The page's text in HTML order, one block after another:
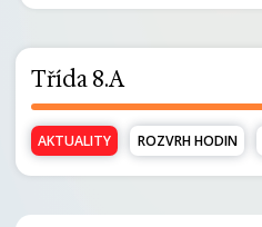
Třída 8.A
AKTUALITY ROZVRH HODIN